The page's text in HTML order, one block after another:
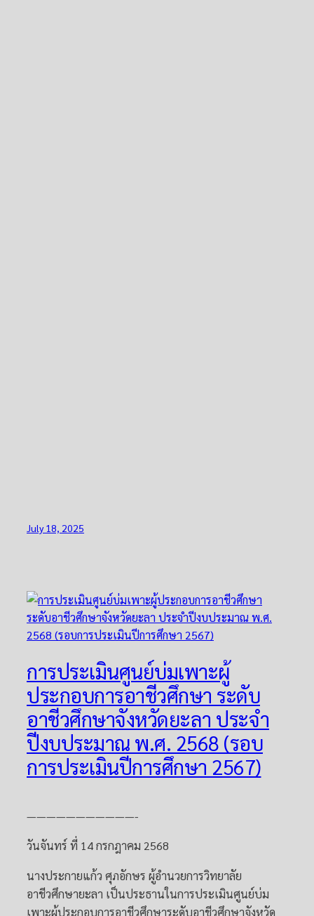
July 18, 2025
การประเมินศูนย์บ่มเพาะผู้
ประกอบการอาชีวศึกษา ระดับ
อาชีวศึกษาจังหวัดยะลา ประจำ
ปีงบประมาณ พ.ศ. 2568 (รอบ
การประเมินปีการศึกษา 2567)
———————————-
วันจันทร์ ที่ 14 กรกฎาคม 2568
นางประกายแก้ว ศุภอักษร ผู้อำนวยการวิทยาลัย
อาชีวศึกษายะลา เป็นประธานในการประเมินศูนย์บ่ม
เพาะผู้ประกอบการอาชีวศึกษาระดับอาชีวศึกษาจังหวัด